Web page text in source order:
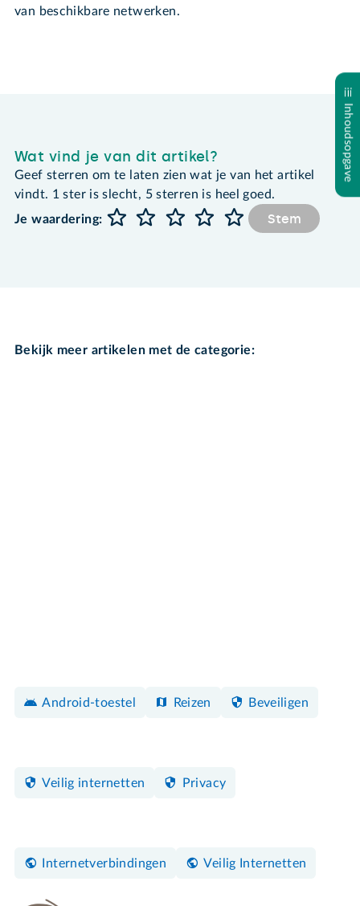
van beschikbare netwerken.
Inhoudsopgave
Wat vind je van dit artikel?
Geef sterren om te laten zien wat je van het artikel
vindt. 1 ster is slecht, 5 sterren is heel goed.
Je waardering:
Stem
Bekijk meer artikelen met de categorie:
Android-toestel Reizen Beveiligen
Veilig internetten Privacy
Internetverbindingen Veilig Internetten